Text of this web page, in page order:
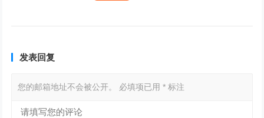
发表回复
您的邮箱地址不会被公开。 必填项已用* 标注